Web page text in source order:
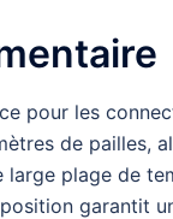
pour les
de pailles,
plage de
garantit